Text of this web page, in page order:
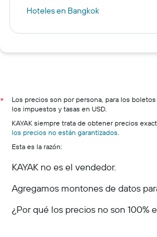
Hoteles en Bangkok
*
Los precios son por persona, para los
los impuestos y tasas en USD.
KAYAK siempre trata de obtener precios
los precios no están garantizados.
Esta es la razón:
KAYAK no es el vendedor.
Agregamos montones de datos
¿Por qué los precios no son 100%